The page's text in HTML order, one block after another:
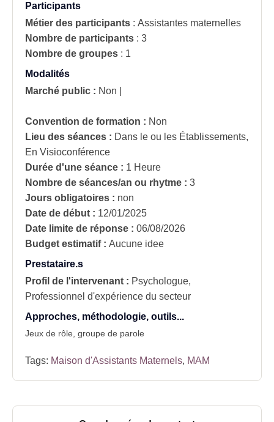
Participants
Métier des participants : Assistantes maternelles
Nombre de participants : 3
Nombre de groupes : 1
Modalités
Marché public : Non
Convention de formation : Non
Lieu des séances : Dans le ou les Établissements,
En Visioconférence
Durée d'une séance : 1 Heure
Nombre de séances/an ou rhytme : 3
Jours obligatoires : non
Date de début : 12/01/2025
Date limite de réponse : 06/08/2026
Budget estimatif : Aucune idee
Prestataire.s
Profil de l'intervenant : Psychologue,
Professionnel d'expérience du secteur
Approches, méthodologie, outils...
Jeux de rôle, groupe de parole
Tags: Maison d'Assistants Maternels, MAM